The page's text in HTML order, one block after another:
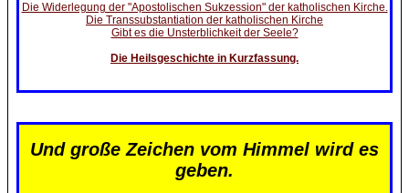
Die Widerlegung der "Apostolischen Sukzession" der katholischen Kirche.
Die Transsubstantiation der katholischen Kirche
Gibt es die Unsterblichkeit der Seele?
Die Heilsgeschichte in Kurzfassung.
Und große Zeichen vom Himmel wird es
geben.